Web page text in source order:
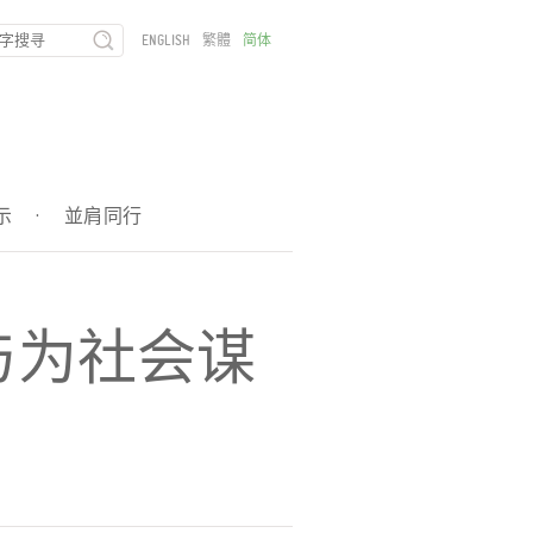
· 並肩同行
ENGLISH 繁體 简体
社会谋